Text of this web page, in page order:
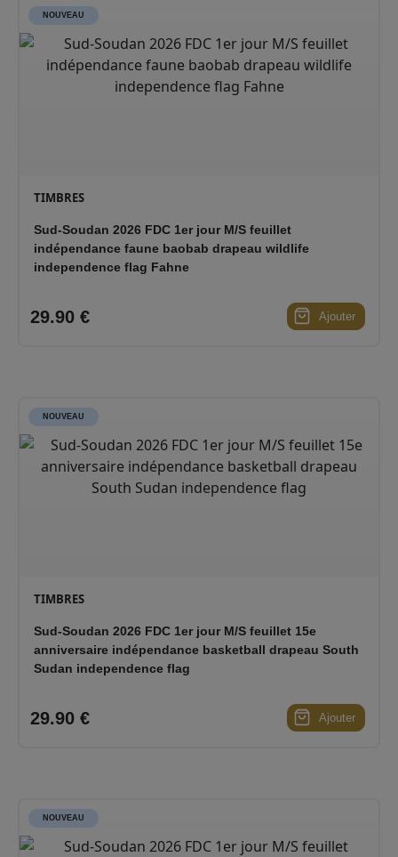
NOUVEAU
TIMBRES
Sud-Soudan 2026 FDC 1er jour M/S feuillet
indépendance faune baobab drapeau wildlife
independence flag Fahne
29.90 € Ajouter
NOUVEAU
TIMBRES
Sud-Soudan 2026 FDC 1er jour M/S feuillet 15e
anniversaire indépendance basketball drapeau South
Sudan independence flag
29.90 € Ajouter
NOUVEAU